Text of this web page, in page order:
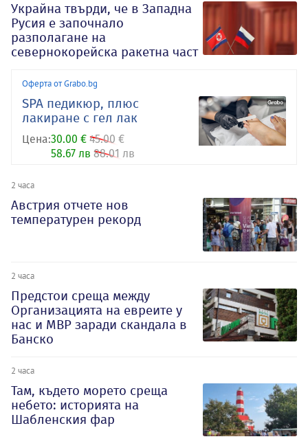
Украйна твърди, че в Западна
Русия е започнало
разполагане на
севернокорейска ракетна част
Оферта от Grabo.bg
SPA педикюр, плюс
лакиране с гел лак
Цена:30.00 € 45.00 €
58.67 лв 88.01 лв
2 часа
Австрия отчете нов
температурен рекорд
2 часа
Предстои среща между
Организацията на евреите у
нас и МВР заради скандала в
Банско
2 часа
Там, където морето среща
небето: историята на
Шабленския фар